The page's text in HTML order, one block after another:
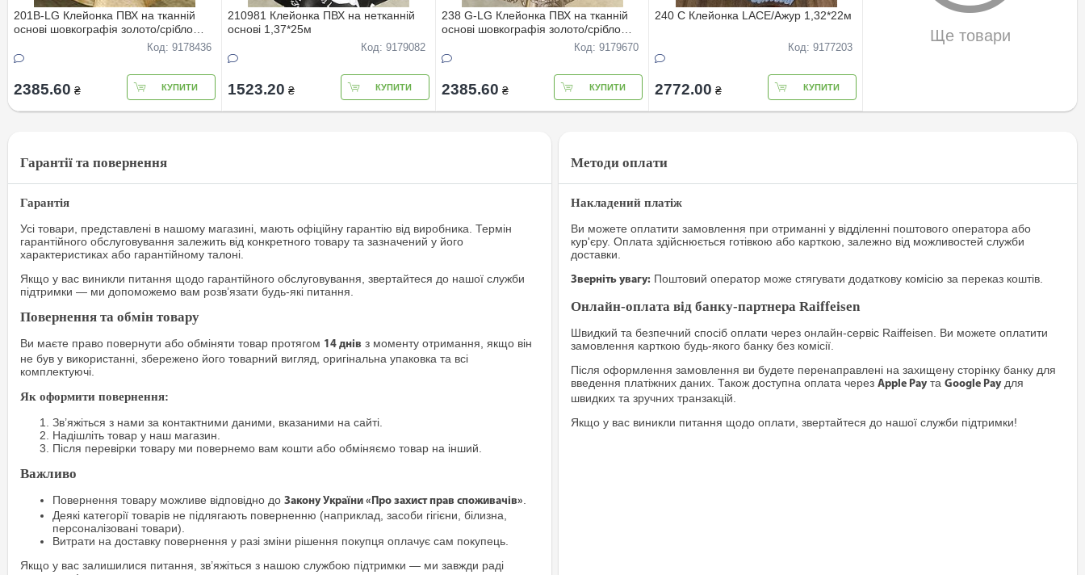
201B-LG Клейонка ПВХ на тканнiй
основi шовкографiя золото/срiбло
Код: 9178436
2385.60 ₴ КУПИТИ
210981 Клейонка ПВХ на нетканнiй
основi 1,37*25м
Код: 9179082
1523.20 ₴ КУПИТИ
238 G-LG Клейонка ПВХ на тканнiй
основi шовкографiя золото/срiбло
Код: 9179670
2385.60 ₴ КУПИТИ
240 С Клейонка LACE/Ажур 1,32*22м
Код: 9177203
2772.00 ₴ КУПИТИ
Ще товари
Гарантії та повернення
Гарантія
Усі товари, представлені в нашому магазині, мають офіційну гарантію від виробника. Термін
гарантійного обслуговування залежить від конкретного товару та зазначений у його
характеристиках або гарантійному талоні.
Якщо у вас виникли питання щодо гарантійного обслуговування, звертайтеся до нашої служби
підтримки — ми допоможемо вам розв’язати будь-які питання.
Повернення та обмін товару
Ви маєте право повернути або обміняти товар протягом 14 днів з моменту отримання, якщо він
не був у використанні, збережено його товарний вигляд, оригінальна упаковка та всі
комплектуючі.
Як оформити повернення:
Зв’яжіться з нами за контактними даними, вказаними на сайті.
Надішліть товар у наш магазин.
Після перевірки товару ми повернемо вам кошти або обміняємо товар на інший.
Важливо
Повернення товару можливе відповідно до Закону України «Про захист прав споживачів»
Деякі категорії товарів не підлягають поверненню (наприклад, засоби гігієни, білизна,
персоналізовані товари).
Витрати на доставку повернення у разі зміни рішення покупця оплачує сам покупець.
Якщо у вас залишилися питання, зв’яжіться з нашою службою підтримки — ми завжди раді
Методи оплати
Накладений платіж
Ви можете оплатити замовлення при отриманні у відділенні поштового оператора або
кур'єру. Оплата здійснюється готівкою або карткою, залежно від можливостей служби
доставки.
Зверніть увагу: Поштовий оператор може стягувати додаткову комісію за переказ коштів.
Онлайн-оплата від банку-партнера Raiffeisen
Швидкий та безпечний спосіб оплати через онлайн-сервіс Raiffeisen. Ви можете оплатити
замовлення карткою будь-якого банку без комісії.
Після оформлення замовлення ви будете перенаправлені на захищену сторінку банку для
введення платіжних даних. Також доступна оплата черезApple Pay таGoogle Pay для
швидких та зручних транзакцій.
Якщо у вас виникли питання щодо оплати, звертайтеся до нашої служби підтримки!